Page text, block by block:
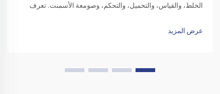
الخلط، والقياس، والتحميل، والتحكم، وصومعة الأسمنت. تعرف
عرض المزيد